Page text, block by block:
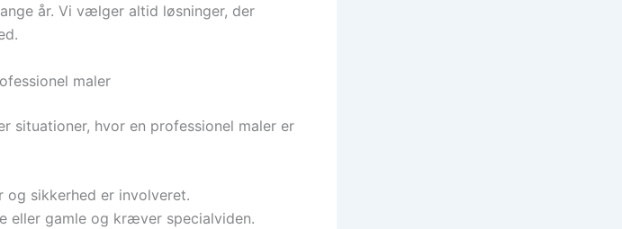
år. Vi vælger altid løsninger, der
maler
situationer, hvor en professionel maler er
og sikkerhed er involveret.
eller gamle og kræver specialviden.